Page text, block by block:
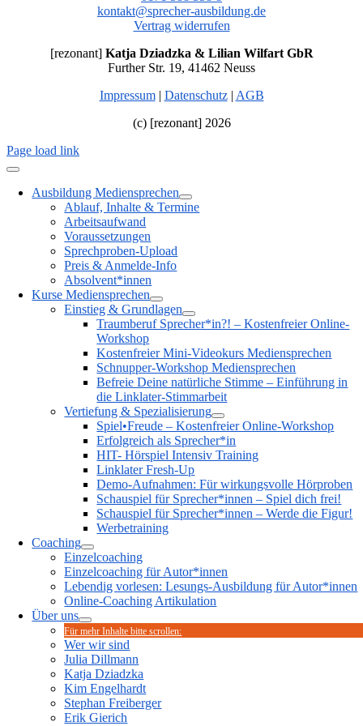
kontakt@sprecher-ausbildung.de
Vertrag widerrufen
[rezonant] Katja Dziadzka & Lilian Wilfart GbR
Further Str. 19, 41462 Neuss
Impressum| Datenschutz| AGB
(c) [rezonant] 2026
Page load link
Ausbildung Mediensprechen
Ablauf, Inhalte & Termine
Arbeitsaufwand
Voraussetzungen
Sprechproben-Upload
Preis & Anmelde-Info
Absolvent*innen
Kurse Mediensprechen
Einstieg & Grundlagen
Traumberuf Sprecher*in?! – Kostenfreier Online-
Workshop
Kostenfreier Mini-Videokurs Mediensprechen
Schnupper-Workshop Mediensprechen
Befreie Deine natürliche Stimme – Einführung in
die Linklater-Stimmarbeit
Vertiefung & Spezialisierung
Spiel•Freude – Kostenfreier Online-Workshop
Erfolgreich als Sprecher*in
HIT- Hörspiel Intensiv Training
Linklater Fresh-Up
Demo-Aufnahmen: Für wirkungsvolle Hörproben
Schauspiel für Sprecher*innen – Spiel dich frei!
Schauspiel für Sprecher*innen – Werde die Figur!
Werbetraining
Coaching
Einzelcoaching
Einzelcoaching für Autor*innen
Lebendig vorlesen: Lesungs-Ausbildung für Autor*innen
Online-Coaching Artikulation
Über uns
Für mehr Inhalte bitte scrollen:
Wer wir sind
Julia Dillmann
Katja Dziadzka
Kim Engelhardt
Stephan Freiberger
Erik Gierich